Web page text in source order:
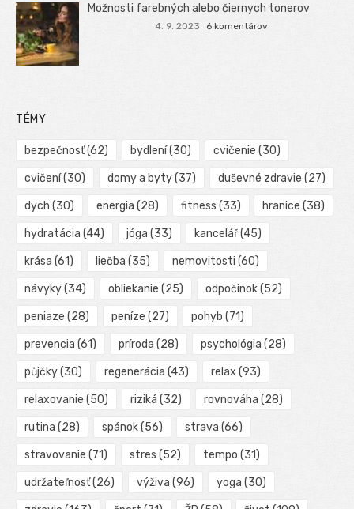
Možnosti farebných alebo čiernych tonerov
4. 9. 2023 6 komentárov
TÉMY
bezpečnosť(62) bydlení(30) cvičenie (30)
cvičení(30) domy a byty(37) duševné zdravie (27)
dych (30) energia (28) fitness (33) hranice (38)
hydratácia (44) jóga (33) kancelář(45)
krása (61) liečba (35) nemovitosti (60)
návyky(34) obliekanie (25) odpočinok(52)
peniaze (28) peníze (27) pohyb (71)
prevencia (61) príroda (28) psychológia (28)
půjčky(30) regenerácia (43) relax (93)
relaxovanie (50) riziká (32) rovnováha (28)
rutina (28) spánok(56) strava (66)
stravovanie (71) stres (52) tempo (31)
udržateľnosť(26) výživa (96) yoga (30)